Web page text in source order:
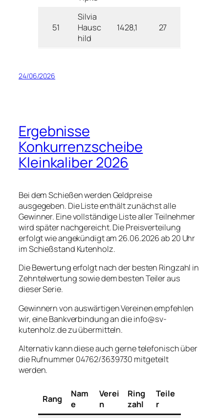
51
Silvia
Hausc
hild
1428,1 27
24/06/2026
Ergebnisse
Konkurrenzscheibe
Kleinkaliber 2026
Bei dem Schießen werden Geldpreise
ausgegeben. Die Liste enthält zunächst alle
Gewinner. Eine vollständige Liste aller Teilnehmer
wird später nachgereicht. Die Preisverteilung
erfolgt wie angekündigt am 26.06.2026 ab 20 Uhr
im Schießstand Kutenholz.
Die Bewertung erfolgt nach der besten Ringzahl in
Zehntelwertung sowie dem besten Teiler aus
dieser Serie.
Gewinnern von auswärtigen Vereinen empfehlen
wir, eine Bankverbindung an die info@sv-
kutenholz.de zu übermitteln.
Alternativ kann diese auch gerne telefonisch über
die Rufnummer 04762/3639730 mitgeteilt
werden.
Rang
Nam
e
Verei
n
Ring
zahl
Teile
r